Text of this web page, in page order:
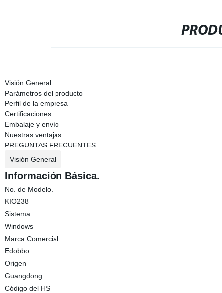
Visión General
Parámetros del producto
Perfil de la empresa
Certificaciones
Embalaje y envío
Nuestras ventajas
PREGUNTAS FRECUENTES
Visión General
Información Básica.
No. de Modelo.
KIO238
Sistema
Windows
Marca Comercial
Edobbo
Origen
Guangdong
Código del HS